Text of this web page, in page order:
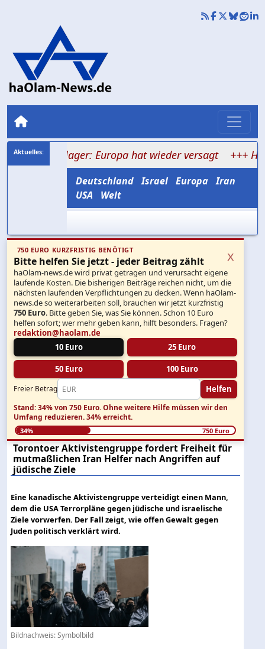
Europa hat wieder versagt +++ Hamas
Deutschland Israel Europa Iran
USA
Welt
750 EURO KURZFRISTIG BENÖTIGT
Bitte helfen Sie jetzt - jeder Beitrag zählt
haOlam-news.de wird privat getragen und verursacht eigene
laufende Kosten. Die bisherigen Beiträge reichen nicht, um die
nächsten laufenden Verpflichtungen zu decken. Wenn haOlam-
news.de so weiterarbeiten soll, brauchen wir jetzt kurzfristig
750 Euro. Bitte geben Sie, was Sie können. Schon 10 Euro
helfen sofort; wer mehr geben kann, hilft besonders. Fragen?
redaktion@haolam.de
10 Euro
25 Euro
50 Euro 100 Euro
Freier Betrag Helfen
x
Stand: 34% von 750 Euro.Ohne weitere Hilfe müssen wir den
Umfang reduzieren.34% erreicht.
34% 750 Euro
Torontoer Aktivistengruppe fordert Freiheit für
mutmaßlichen Iran Helfer nach Angriffen auf
jüdische Ziele
Eine kanadische Aktivistengruppe verteidigt einen Mann,
dem die USA Terrorpläne gegen jüdische und israelische
Ziele vorwerfen. Der Fall zeigt, wie offen Gewalt gegen
Juden politisch verklärt wird.
Bildnachweis: Symbolbild